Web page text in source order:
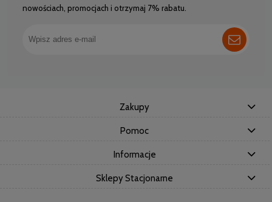
nowościach, promocjach i otrzymaj 7% rabatu.
Zakupy
Pomoc
Informacje
Sklepy Stacjonarne